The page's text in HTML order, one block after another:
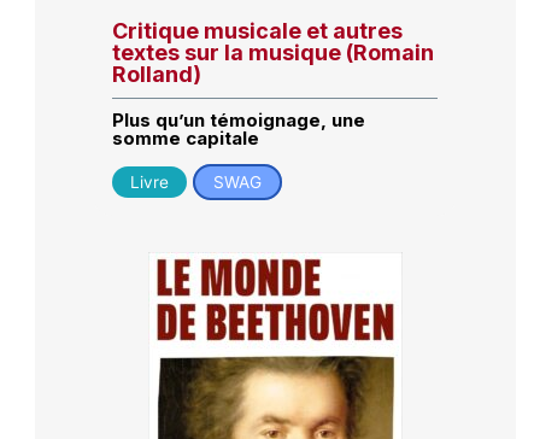
Critique musicale et autres
textes sur la musique (Romain
Rolland)
Plus qu’un témoignage, une
somme capitale
Livre SWAG